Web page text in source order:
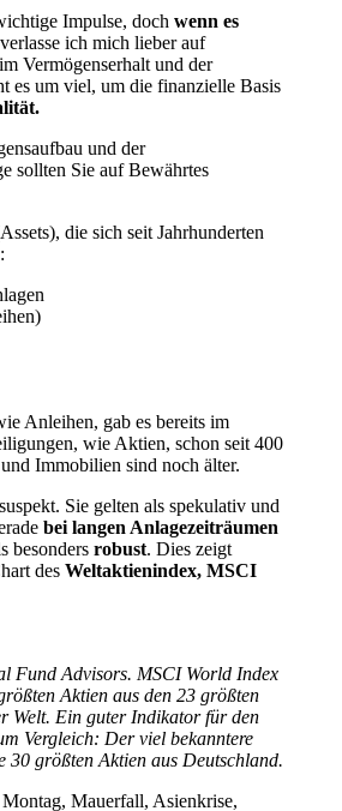
Impulse, dochwenn es
ich mich lieber auf
Vermögenserhalt und der
es um viel, um die finanzielle Basis
und der
sollten Sie auf Bewährtes
die sich seit Jahrhunderten
Anleihen, gab es bereits im
wie Aktien, schon seit 400
Immobilien sind noch älter.
Sie gelten als spekulativ und
bei langen Anlagezeiträumen
besondersrobust. Dies zeigt
desWeltaktienindex, MSCI
Fund Advisors. MSCI World Index
Aktien aus den 23 größten
Welt. Ein guter Indikator für den
Vergleich: Der viel bekanntere
30 größten Aktien aus Deutschland.
Mauerfall, Asienkrise,